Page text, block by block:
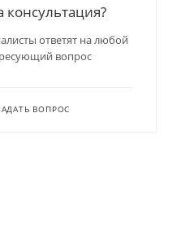
ответят на любой
вопрос
ВОПРОС